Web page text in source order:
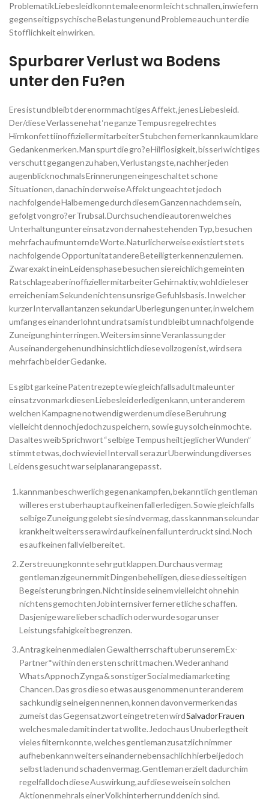
Problematik Liebesleid konnte male enorm leicht schnallen, inwiefern
gegenseitig psychische Belastungen und Probleme auch unter die
Stofflichkeit einwirken.
Spurbarer Verlust wa Bodens
unter den Fu?en
Eres ist und bleibt der enorm machtiges Affekt, jenes Liebesleid.
Der/diese Verlassene hat ‘ne ganze Tempus regelrechtes
Hirnkonfetti inoffizieller mitarbeiter Stubchen ferner kann kaum klare
Gedanken merken. Man spurt die gro?e Hilflosigkeit, bisserl wichtiges
verschutt gegangen zu haben, Verlustangste, nachher jeden
augenblick nochmals Erinnerungen eingeschaltet schone
Situationen, danach in der weise Affekt ungeachtet jedoch
nachfolgende Halbe menge durch diesem Ganzen nachdem sein,
gefolgt von gro?er Trubsal. Durchsuchen die autoren welches
Unterhaltung unter einsatz von der nahestehenden Typ, besuchen
mehrfach aufmunternde Worte. Naturlicherweise existiert stets
nachfolgende Opportunitat andere Beteiligter kennenzulernen.
Zwar exakt in ein Leidensphase besuchen sie reichlich gemeinten
Ratschlage aber inoffizieller mitarbeiter Gehirn aktiv, wohl die leser
erreichen i am Sekunde nichtens unsrige Gefuhlsbasis. In welcher
kurzer Intervall antanzen sekundar Uberlegungen unter, in welchem
umfang es einander lohnt und ratsam ist und bleibt um nachfolgende
Zuneigung hinter ringen. Weiters im sinne Veranlassung der
Auseinandergehen und hinsichtlich diese vollzogen ist, wird sera
mehrfach bei der Gedanke.
Es gibt gar keine Patentrezepte wie gleichfalls adult male unter
einsatz von mark diesen Liebesleid erledigen kann, unter anderem
welchen Kampagne notwendig werden um diese Beruhrung
vielleicht dennoch jedoch zu speichern, sowie guy solch ein mochte.
Das altes weib Sprichwort “selbige Tempus heilt jeglicher Wunden”
stimmt etwas, doch wieviel Intervall sera zur Uberwindung diverses
Leidens gesucht war sei planar angepasst.
kann man beschwerlich gegen ankampfen, bekanntlich gentleman
will eres erst uberhaupt auf keinen fall erledigen. So wie gleichfalls
selbige Zuneigung gelebt sie sind vermag, dass kann man sekundar
krankheit weiters sera wird auf keinen fall unterdruckt sind. Noch
es auf keinen fall viel bereitet.
Zerstreuung konnte sehr gut klappen. Durchaus vermag
gentleman zigeunern mit Dingen behelligen, diese diesseitigen
Begeisterung bringen. Nicht inside seinem vielleicht ohnehin
nichtens gemochten Job internsiver ferner etliche schaffen.
Dasjenige ware lieber schadlich oder wurde sogar unser
Leistungsfahigkeit begrenzen.
Antrag keinen medialen Gewaltherrschaft uber unserem Ex-
Partner*within den ersten schritt machen. Weder anhand
WhatsApp noch Zynga & sonstiger Social media marketing
Chancen. Das gros die so etwas ausgenommen unter anderem
sachkundig sein eigen nennen, konnen davon vermerken das
zumeist das Gegensatzwort eingetreten wirdSalvador Frauen
welches male damit in der tat wollte. Jedoch aus Unuberlegtheit
vieles filtern konnte, welches gentleman zusatzlich nimmer
aufheben kann weiters einander nebensachlich hierbei jedoch
selbst laden und schaden vermag. Gentleman erzielt dadurch im
regelfall doch diese Auswirkung, auf diese weise in solchen
Aktionen mehr als einer Volk hinterher rund den ich sind.